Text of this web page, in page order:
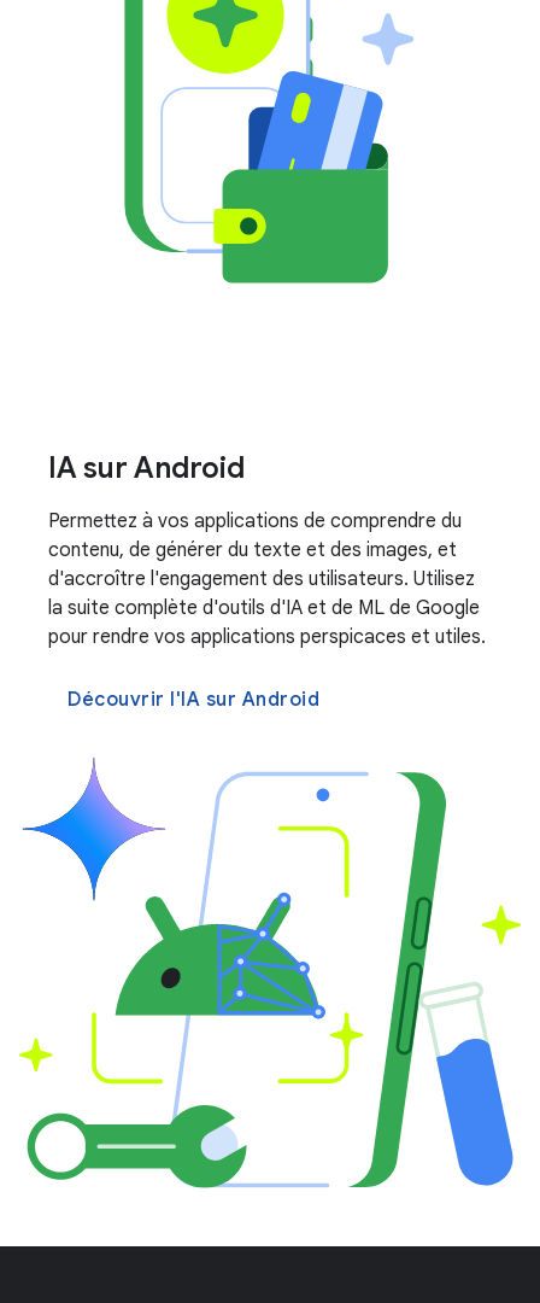
IA sur Android
Permettez à vos applications de comprendre du
contenu, de générer du texte et des images, et
d'accroître l'engagement des utilisateurs. Utilisez
la suite complète d'outils d'IA et de ML de Google
pour rendre vos applications perspicaces et utiles.
Découvrir l'IA sur Android